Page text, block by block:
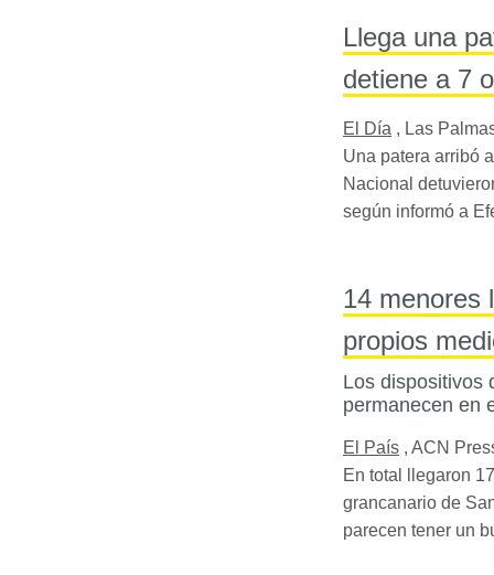
Llega una
detiene a 7
El Día , Las
Una patera arribó
Nacional
según informó a
14 menores
propios
Los dispositivos
permanecen en
El País , ACN
En total llegaron
grancanario de
parecen tener un